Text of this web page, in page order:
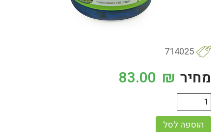
714025
מחיר 83.00 ₪
הוספה לסל